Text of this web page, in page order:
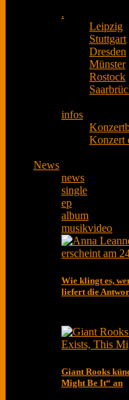
.
Leipzig
Stuttgart
Dresden
Münster
Rostock
infos
Konzert
News
news
single
ep
album
musikvideo
Wie klingt es,
liefert die
Giant Rooks
Might Be It“ an